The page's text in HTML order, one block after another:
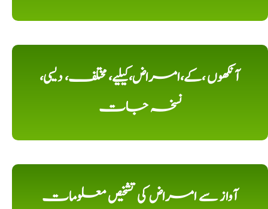
آنکھوں ،کے،امراض،کیلیے، مختلف، دیسی،
نسخہ جات
آواز سے امراض کی تشخیص معلومات